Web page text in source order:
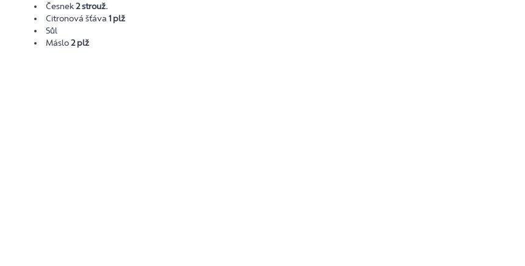
Česnek2 strouž.
Citronová šťáva1 plž
Sůl
Máslo2 plž